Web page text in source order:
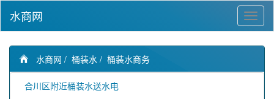
水商网
水商网 / 桶装水 / 桶装水商务
合川区附近桶装水送水电